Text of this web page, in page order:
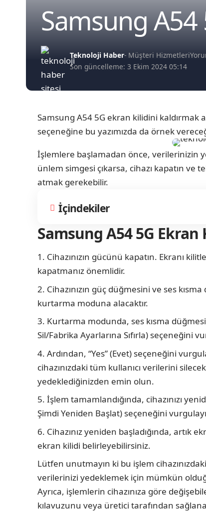
Samsung A54
Son güncelleme: 3 Ekim 2024 05:14
Teknoloji Haber- Müşteri Hizmetleri
Samsung A54 5G ekran kilidini kaldırmak
seçeneğine bu yazımızda da örnek
İşlemlere başlamadan önce, verilerinizin
ünlem simgesi çıkarsa, cihazı kapatın ve
atmak gerekebilir.
İçindekiler
Samsung A54 5G Ekran
Cihazınızın gücünü kapatın. Ekranı
kapatmanız önemlidir.
Cihazınızın güç düğmesini ve ses
kurtarma moduna alacaktır.
Kurtarma modunda, ses kısma
Sil/Fabrika Ayarlarına Sıfırla) seçeneğini
Ardından, “Yes” (Evet) seçeneğini
cihazınızdaki tüm kullanıcı verilerini
yedeklediğinizden emin olun.
İşlem tamamlandığında, cihazınızı
Şimdi Yeniden Başlat) seçeneğini
Cihazınız yeniden başladığında, artık
ekran kilidi belirleyebilirsiniz.
Lütfen unutmayın ki bu işlem
verilerinizi yedeklemek için mümkün
Ayrıca, işlemlerin cihazınıza göre
kılavuzunu veya üretici tarafından